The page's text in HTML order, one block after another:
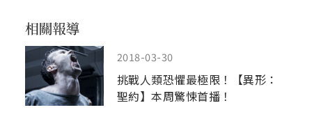
2018-03-30
挑戰人類恐懼最極限！【異形：
聖約】本周驚悚首播！